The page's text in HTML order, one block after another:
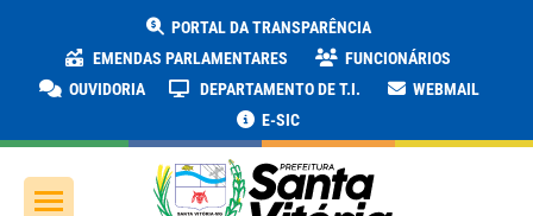
PORTAL DA TRANSPARÊNCIA
EMENDAS PARLAMENTARES
FUNCIONÁRIOS
OUVIDORIA
DEPARTAMENTO DE T.I.
WEBMAIL
E-SIC